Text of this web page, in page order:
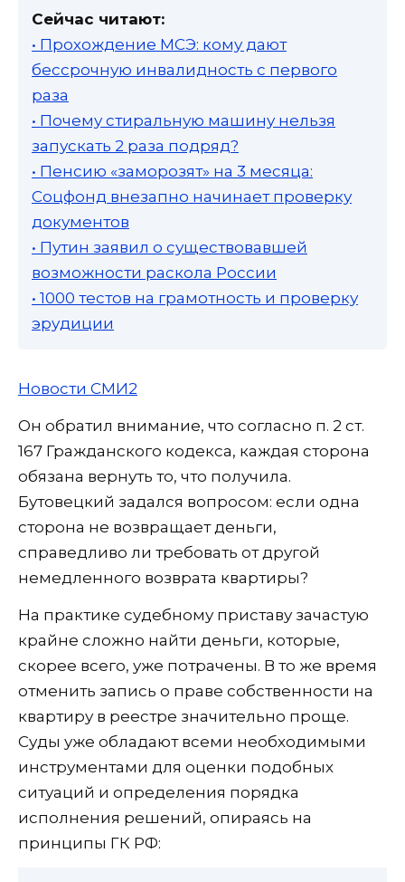
Сейчас читают:
• Прохождение МСЭ: кому дают
бессрочную инвалидность с первого
раза
• Почему стиральную машину нельзя
запускать 2 раза подряд?
• Пенсию «заморозят» на 3 месяца:
Соцфонд внезапно начинает проверку
документов
• Путин заявил о существовавшей
возможности раскола России
• 1000 тестов на грамотность и проверку
эрудиции
Новости СМИ2
Он обратил внимание, что согласно п. 2 ст.
167 Гражданского кодекса, каждая сторона
обязана вернуть то, что получила.
Бутовецкий задался вопросом: если одна
сторона не возвращает деньги,
справедливо ли требовать от другой
немедленного возврата квартиры?
На практике судебному приставу зачастую
крайне сложно найти деньги, которые,
скорее всего, уже потрачены. В то же время
отменить запись о праве собственности на
квартиру в реестре значительно проще.
Суды уже обладают всеми необходимыми
инструментами для оценки подобных
ситуаций и определения порядка
исполнения решений, опираясь на
принципы ГК РФ: